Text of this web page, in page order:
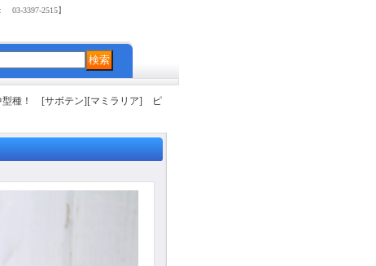
3397-2515】
型種！ [サボテン][マミラリア] ピ